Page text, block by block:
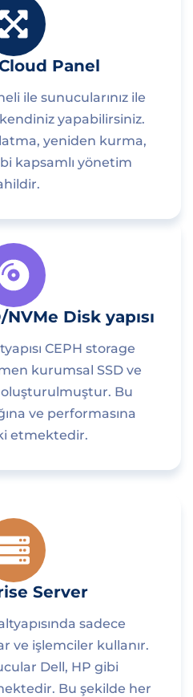
Panel
ile sunucularınız ile
yapabilirsiniz.
yeniden kurma,
kapsamlı yönetim
Disk yapısı
CEPH storage
kurumsal SSD ve
oluşturulmuştur. Bu
ve performasına
etmektedir.
Server
sadece
ve işlemciler kullanır.
Dell, HP gibi
Bu şekilde her